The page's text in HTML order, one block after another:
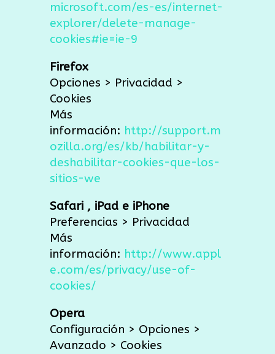
microsoft.com/es-es/internet-
explorer/delete-manage-
cookies#ie=ie-9
Firefox
Opciones > Privacidad >
Cookies
Más
información: http://support.m
ozilla.org/es/kb/habilitar-y-
deshabilitar-cookies-que-los-
sitios-we
Safari , iPad e iPhone
Preferencias > Privacidad
Más
información: http://www.appl
e.com/es/privacy/use-of-
cookies/
Opera
Configuración > Opciones >
Avanzado > Cookies